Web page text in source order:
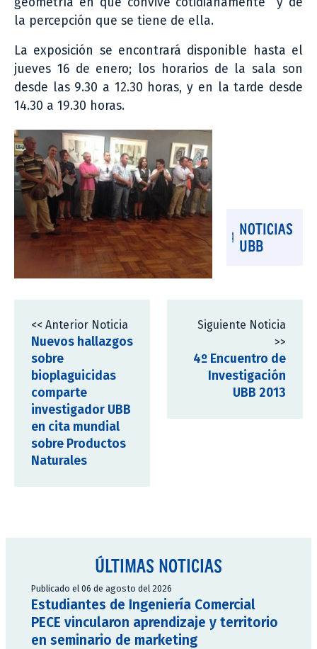
la percepción que se tiene de ella.
La exposición se encontrará disponible hasta el
jueves 16 de enero; los horarios de la sala son
desde las 9.30 a 12.30 horas, y en la tarde desde
14.30 a 19.30 horas.
NOTICIAS
UBB
<< Anterior Noticia
Nuevos hallazgos
sobre
bioplaguicidas
comparte
investigador UBB
en cita mundial
sobre Productos
Naturales
Siguiente Noticia
>>
4º Encuentro de
Investigación
UBB 2013
ÚLTIMAS NOTICIAS
Publicado el 06 de agosto del 2026
Estudiantes de Ingeniería Comercial
PECE vincularon aprendizaje y territorio
en seminario de marketing